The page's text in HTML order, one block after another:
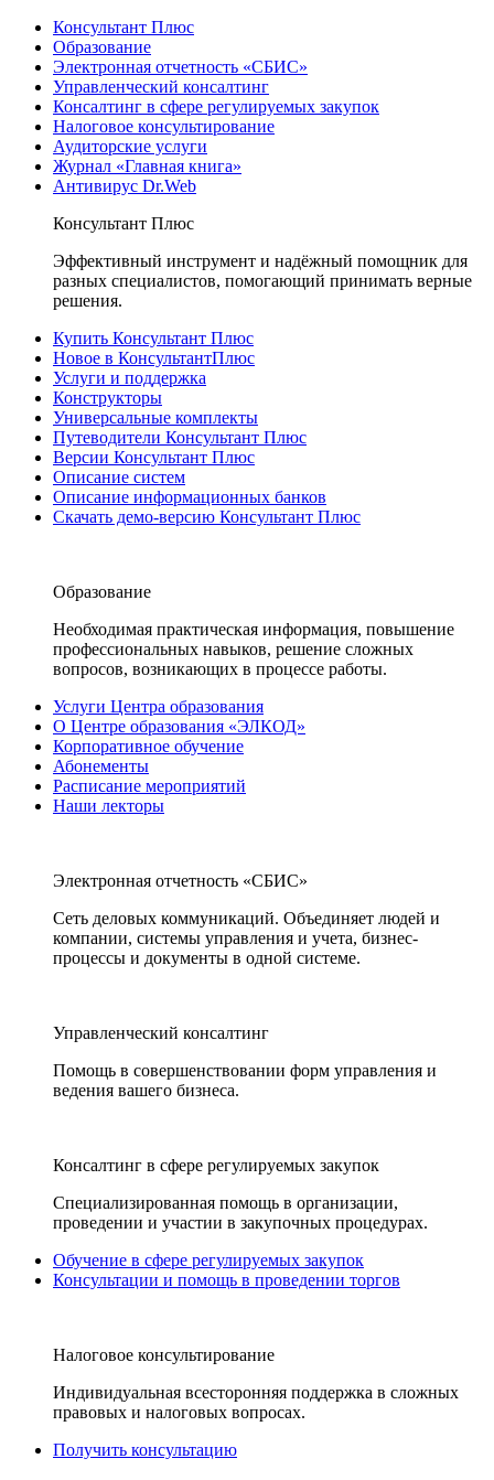
Консультант Плюс
Образование
Электронная отчетность «СБИС»
Управленческий консалтинг
Консалтинг в сфере регулируемых закупок
Налоговое консультирование
Аудиторские услуги
Журнал «Главная книга»
Антивирус Dr.Web
Консультант Плюс
Эффективный инструмент и надёжный помощник для
разных специалистов, помогающий принимать верные
решения.
Купить Консультант Плюс
Новое в КонсультантПлюс
Услуги и поддержка
Конструкторы
Универсальные комплекты
Путеводители Консультант Плюс
Версии Консультант Плюс
Описание систем
Описание информационных банков
Скачать демо-версию Консультант Плюс
Образование
Необходимая практическая информация, повышение
профессиональных навыков, решение сложных
вопросов, возникающих в процессе работы.
Услуги Центра образования
О Центре образования «ЭЛКОД»
Корпоративное обучение
Абонементы
Расписание мероприятий
Наши лекторы
Электронная отчетность «СБИС»
Сеть деловых коммуникаций. Объединяет людей и
компании, системы управления и учета, бизнес-
процессы и документы в одной системе.
Управленческий консалтинг
Помощь в совершенствовании форм управления и
ведения вашего бизнеса.
Консалтинг в сфере регулируемых закупок
Специализированная помощь в организации,
проведении и участии в закупочных процедурах.
Обучение в сфере регулируемых закупок
Консультации и помощь в проведении торгов
Налоговое консультирование
Индивидуальная всесторонняя поддержка в сложных
правовых и налоговых вопросах.
Получить консультацию